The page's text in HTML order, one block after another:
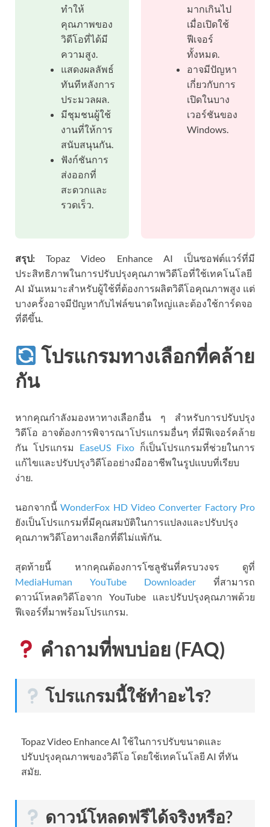
ทำให้
คุณภาพของ
วิดีโอที่ได้มี
ความสูง.
แสดงผลลัพธ์
ทันทีหลังการ
ประมวลผล.
มีชุมชนผู้ใช้
งานที่ให้การ
สนับสนุนกัน.
ฟังก์ชันการ
ส่งออกที่
สะดวกและ
รวดเร็ว.
มากเกินไป
เมื่อเปิดใช้
ฟีเจอร์
ทั้งหมด.
อาจมีปัญหา
เกี่ยวกับการ
เปิดในบาง
เวอร์ชันของ
Windows.
สรุป: Topaz Video Enhance AI เป็นซอฟต์แวร์ที่มี
ประสิทธิภาพในการปรับปรุงคุณภาพวิดีโอที่ใช้เทคโนโลยี
AI มันเหมาะสำหรับผู้ใช้ที่ต้องการผลิตวิดีโอคุณภาพสูง แต่
บางครั้งอาจมีปัญหากับไฟล์ขนาดใหญ่และต้องใช้การ์ดจอ
ที่ดีขึ้น.
โปรแกรมทางเลือกที่คล้าย
กัน
หากคุณกำลังมองหาทางเลือกอื่น ๆ สำหรับการปรับปรุง
วิดีโอ อาจต้องการพิจารณาโปรแกรมอื่นๆ ที่มีฟีเจอร์คล้าย
กัน โปรแกรม EaseUS Fixo ก็เป็นโปรแกรมที่ช่วยในการ
แก้ไขและปรับปรุงวิดีโออย่างมืออาชีพในรูปแบบที่เรียบ
ง่าย.
นอกจากนี้WonderFox HD Video Converter Factory Pro
ยังเป็นโปรแกรมที่มีคุณสมบัติในการแปลงและปรับปรุง
คุณภาพวิดีโอทางเลือกที่ดีไม่แพ้กัน.
สุดท้ายนี้ หากคุณต้องการโซลูชันที่ครบวงจร ดูที่
MediaHuman YouTube Downloader ที่สามารถ
ดาวน์โหลดวิดีโอจาก YouTube และปรับปรุงคุณภาพด้วย
ฟีเจอร์ที่มาพร้อมโปรแกรม.
คำถามที่พบบ่อย (FAQ)
โปรแกรมนี้ใช้ทำอะไร?
Topaz Video Enhance AI ใช้ในการปรับขนาดและ
ปรับปรุงคุณภาพของวิดีโอ โดยใช้เทคโนโลยี AI ที่ทัน
สมัย.
ดาวน์โหลดฟรีได้จริงหรือ?